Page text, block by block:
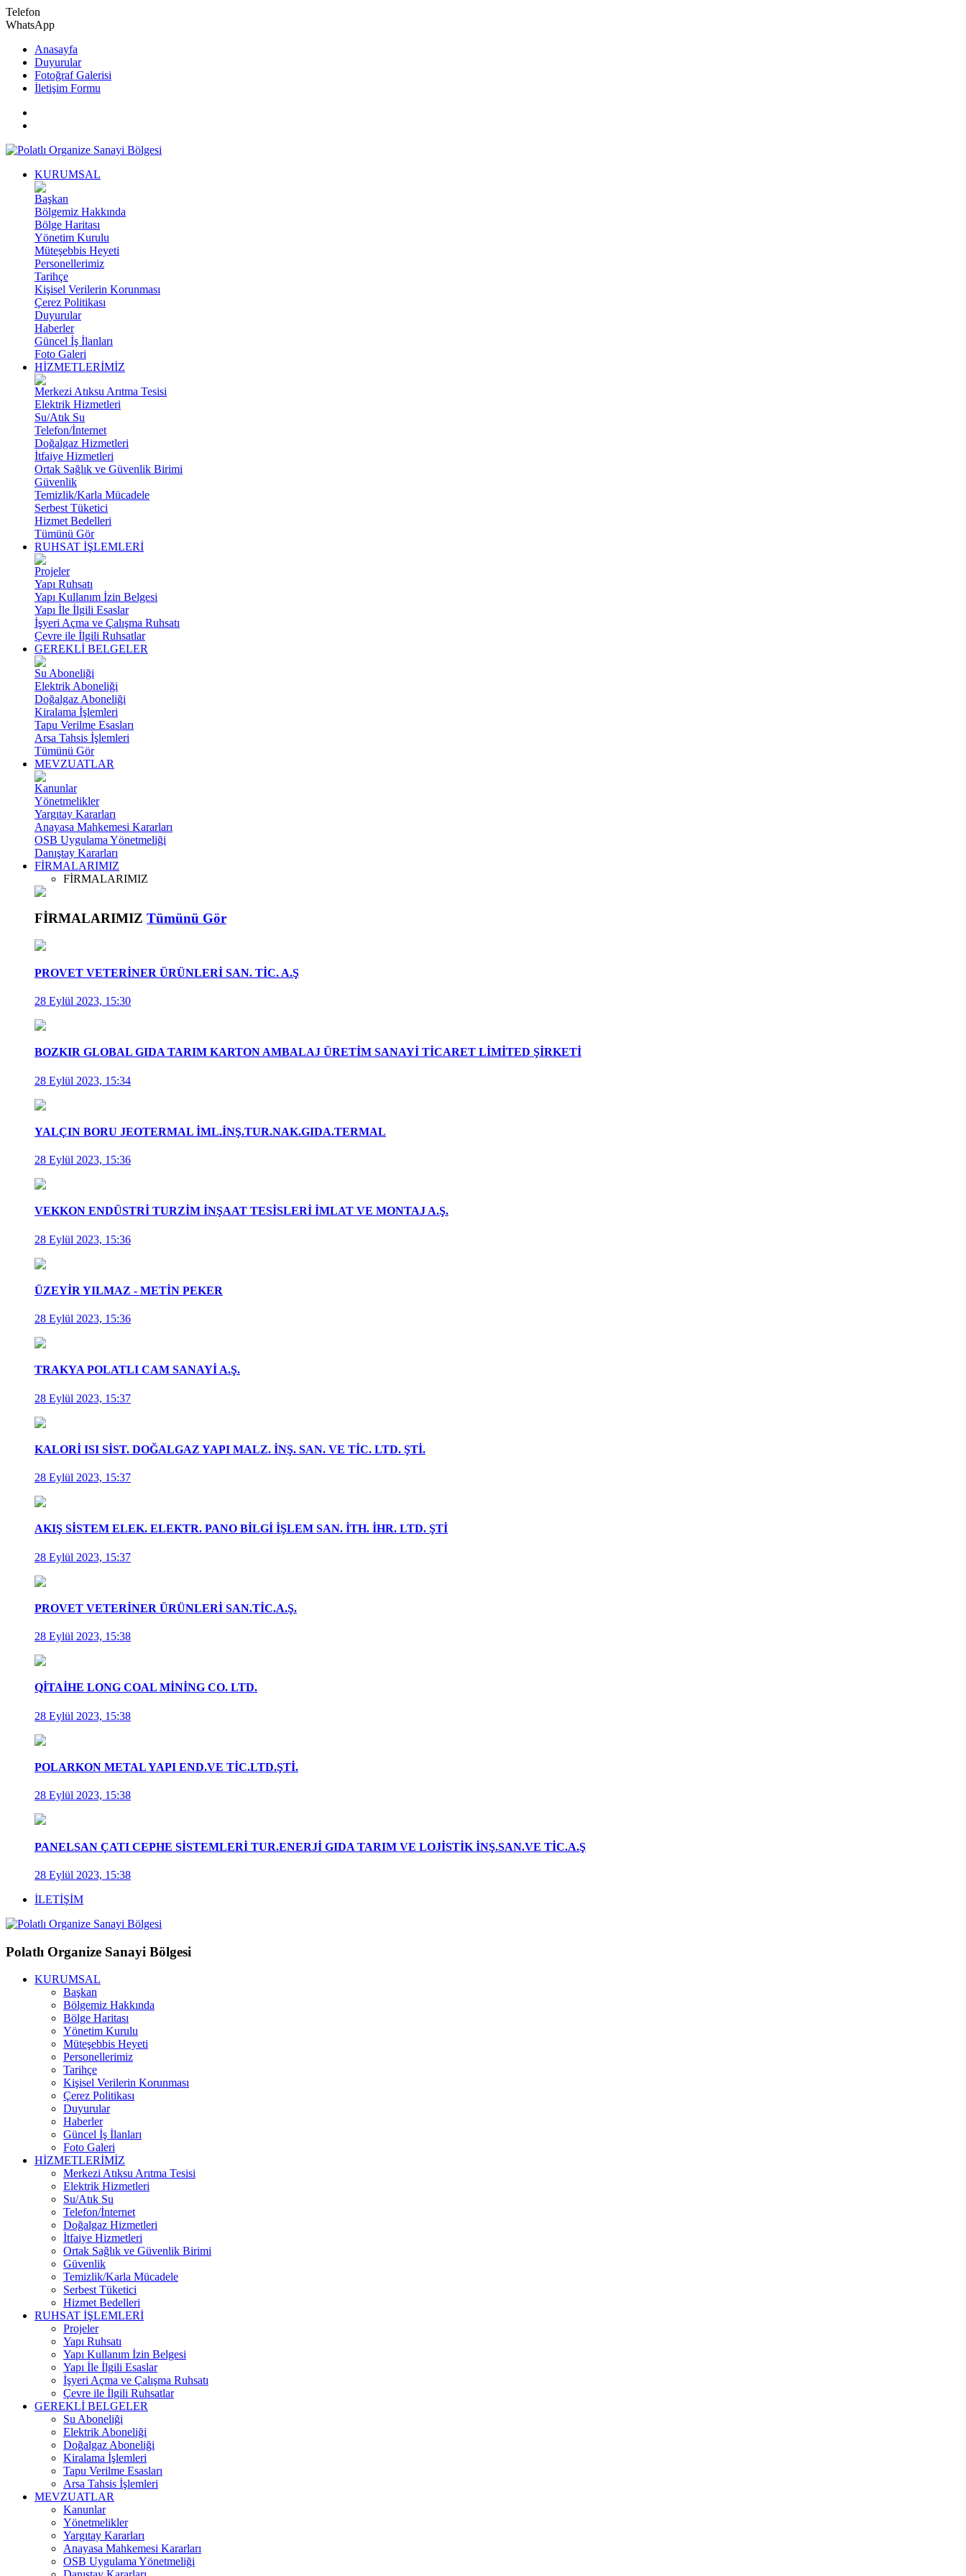
Telefon
WhatsApp
Anasayfa
Duyurular
Fotoğraf Galerisi
İletişim Formu
KURUMSAL
Başkan
Bölgemiz Hakkında
Bölge Haritası
Yönetim Kurulu
Müteşebbis Heyeti
Personellerimiz
Tarihçe
Kişisel Verilerin Korunması
Çerez Politikası
Duyurular
Haberler
Güncel İş İlanları
Foto Galeri
HİZMETLERİMİZ
Merkezi Atıksu Arıtma Tesisi
Elektrik Hizmetleri
Su/Atık Su
Telefon/İnternet
Doğalgaz Hizmetleri
İtfaiye Hizmetleri
Ortak Sağlık ve Güvenlik Birimi
Güvenlik
Temizlik/Karla Mücadele
Serbest Tüketici
Hizmet Bedelleri
Tümünü Gör
RUHSAT İŞLEMLERİ
Projeler
Yapı Ruhsatı
Yapı Kullanım İzin Belgesi
Yapı İle İlgili Esaslar
İşyeri Açma ve Çalışma Ruhsatı
Çevre ile İlgili Ruhsatlar
GEREKLİ BELGELER
Su Aboneliği
Elektrik Aboneliği
Doğalgaz Aboneliği
Kiralama İşlemleri
Tapu Verilme Esasları
Arsa Tahsis İşlemleri
Tümünü Gör
MEVZUATLAR
Kanunlar
Yönetmelikler
Yargıtay Kararları
Anayasa Mahkemesi Kararları
OSB Uygulama Yönetmeliği
Danıştay Kararları
FİRMALARIMIZ
FİRMALARIMIZ
FİRMALARIMIZ Tümünü Gör
PROVET VETERİNER ÜRÜNLERİ SAN. TİC. A.Ş
28 Eylül 2023, 15:30
BOZKIR GLOBAL GIDA TARIM KARTON AMBALAJ ÜRETİM SANAYİ TİCARET LİMİTED ŞİRKETİ
28 Eylül 2023, 15:34
YALÇIN BORU JEOTERMAL İML.İNŞ.TUR.NAK.GIDA.TERMAL
28 Eylül 2023, 15:36
VEKKON ENDÜSTRİ TURZİM İNŞAAT TESİSLERİ İMLAT VE MONTAJ A.Ş.
28 Eylül 2023, 15:36
ÜZEYİR YILMAZ - METİN PEKER
28 Eylül 2023, 15:36
TRAKYA POLATLI CAM SANAYİ A.Ş.
28 Eylül 2023, 15:37
KALORİ ISI SİST. DOĞALGAZ YAPI MALZ. İNŞ. SAN. VE TİC. LTD. ŞTİ.
28 Eylül 2023, 15:37
AKIŞ SİSTEM ELEK. ELEKTR. PANO BİLGİ İŞLEM SAN. İTH. İHR. LTD. ŞTİ
28 Eylül 2023, 15:37
PROVET VETERİNER ÜRÜNLERİ SAN.TİC.A.Ş.
28 Eylül 2023, 15:38
QİTAİHE LONG COAL MİNİNG CO. LTD.
28 Eylül 2023, 15:38
POLARKON METAL YAPI END.VE TİC.LTD.ŞTİ.
28 Eylül 2023, 15:38
PANELSAN ÇATI CEPHE SİSTEMLERİ TUR.ENERJİ GIDA TARIM VE LOJİSTİK İNŞ.SAN.VE TİC.A.Ş
28 Eylül 2023, 15:38
İLETİŞİM
Polatlı Organize Sanayi Bölgesi
KURUMSAL
Başkan
Bölgemiz Hakkında
Bölge Haritası
Yönetim Kurulu
Müteşebbis Heyeti
Personellerimiz
Tarihçe
Kişisel Verilerin Korunması
Çerez Politikası
Duyurular
Haberler
Güncel İş İlanları
Foto Galeri
HİZMETLERİMİZ
Merkezi Atıksu Arıtma Tesisi
Elektrik Hizmetleri
Su/Atık Su
Telefon/İnternet
Doğalgaz Hizmetleri
İtfaiye Hizmetleri
Ortak Sağlık ve Güvenlik Birimi
Güvenlik
Temizlik/Karla Mücadele
Serbest Tüketici
Hizmet Bedelleri
RUHSAT İŞLEMLERİ
Projeler
Yapı Ruhsatı
Yapı Kullanım İzin Belgesi
Yapı İle İlgili Esaslar
İşyeri Açma ve Çalışma Ruhsatı
Çevre ile İlgili Ruhsatlar
GEREKLİ BELGELER
Su Aboneliği
Elektrik Aboneliği
Doğalgaz Aboneliği
Kiralama İşlemleri
Tapu Verilme Esasları
Arsa Tahsis İşlemleri
MEVZUATLAR
Kanunlar
Yönetmelikler
Yargıtay Kararları
Anayasa Mahkemesi Kararları
OSB Uygulama Yönetmeliği